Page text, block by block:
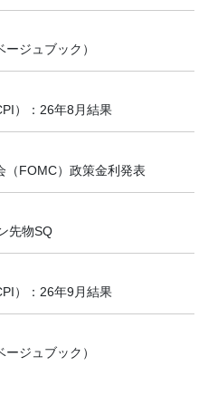
ジュブック）
）：26年8月結果
（FOMC）政策金利発表
先物SQ
）：26年9月結果
ジュブック）